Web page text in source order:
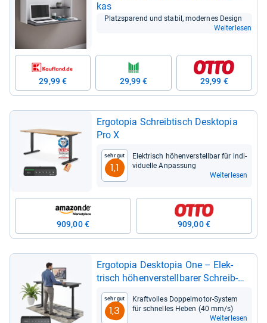
kas
Platz­spa­rend und sta­bil, moder­nes Design
Weiterlesen
29,99 € 29,99 € 29,99 €
Ergo­to­pia Schreib­tisch Deskto­pia
Pro X
Sehr gut
1,1
Elek­trisch höhen­ver­stell­bar für indi­
vi­du­elle Anpas­sung
Weiterlesen
909,00 € 909,00 €
Ergo­to­pia Deskto­pia One – Elek­
trisch höhen­ver­stell­ba­rer Schreib­
tisch 180 x 80 cm
Sehr gut
1,3
Kraft­vol­les Dop­pel­mo­tor-​Sys­tem
für schnel­les Heben (40 mm/s)
Weiterlesen